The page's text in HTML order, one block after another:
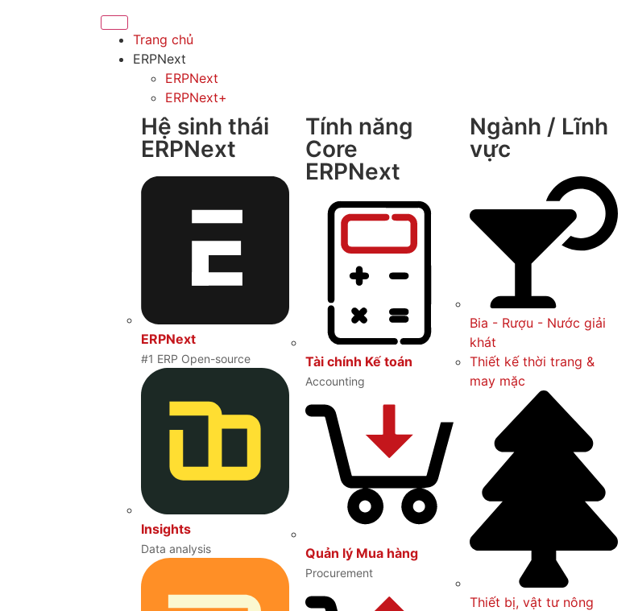
Trang chủ
ERPNext
ERPNext
ERPNext+
Hệ sinh thái
ERPNext
ERPNext
#1 ERP Open-source
Insights
Data analysis
Tính năng
Core
ERPNext
Tài chính Kế toán
Accounting
Quản lý Mua hàng
Procurement
Ngành / Lĩnh
vực
Bia - Rượu - Nước giải
khát
Thiết kế thời trang &
may mặc
Thiết bị, vật tư nông